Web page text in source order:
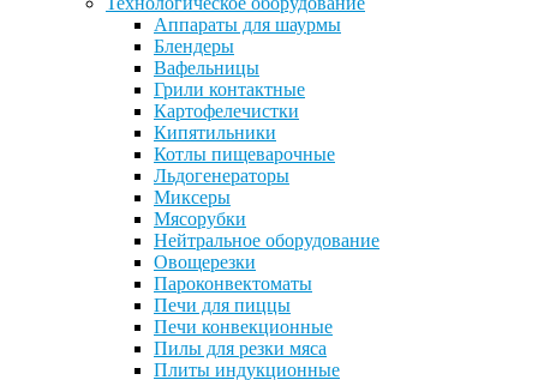
Аппараты для шаурмы
Блендеры
Вафельницы
Грили контактные
Картофелечистки
Кипятильники
Котлы пищеварочные
Льдогенераторы
Миксеры
Мясорубки
Нейтральное оборудование
Овощерезки
Пароконвектоматы
Печи для пиццы
Печи конвекционные
Пилы для резки мяса
Плиты индукционные